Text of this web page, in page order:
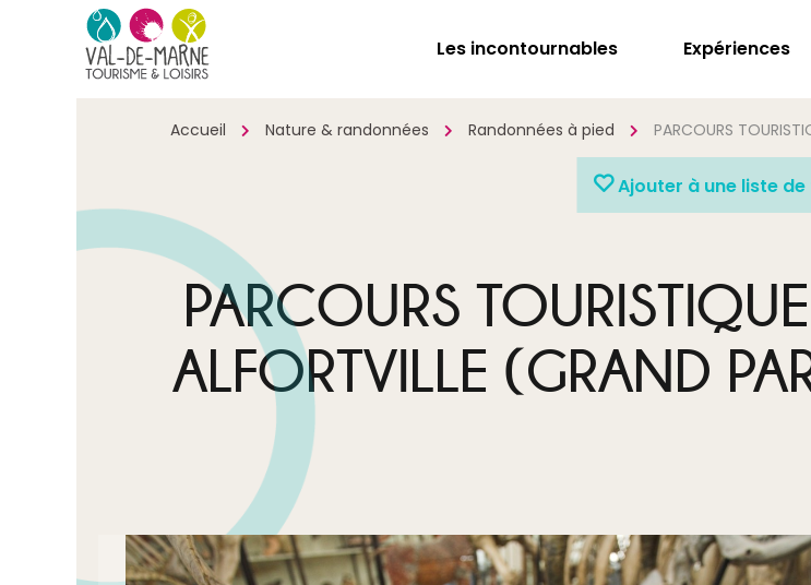
Les incontournables Expériences
Accueil Nature & randonnées Randonnées à pied PARCOURS
Ajouter à une liste
PARCOURS
ALFORTVILLE (GRAND